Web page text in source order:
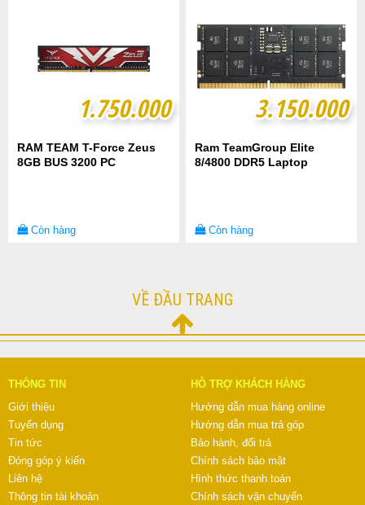
1.750.000
1.750.000
RAM TEAM T-Force Zeus
8GB BUS 3200 PC
Còn hàng
3.150.000
3.150.000
Ram TeamGroup Elite
8/4800 DDR5 Laptop
Còn hàng
VỀ ĐẦU TRANG
THÔNG TIN
Giới thiệu
Tuyển dụng
Tin tức
Đóng góp ý kiến
Liên hệ
Thông tin tài khoản
HỖ TRỢ KHÁCH HÀNG
Hướng dẫn mua hàng online
Hướng dẫn mua trả góp
Bảo hành, đổi trả
Chính sách bảo mật
Hình thức thanh toán
Chính sách vận chuyển